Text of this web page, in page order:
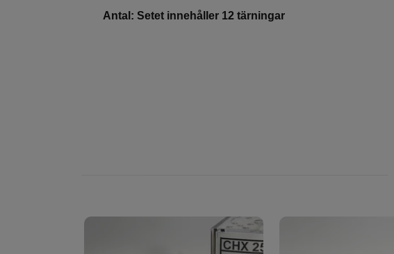
Antal: Setet innehåller 12 tärningar